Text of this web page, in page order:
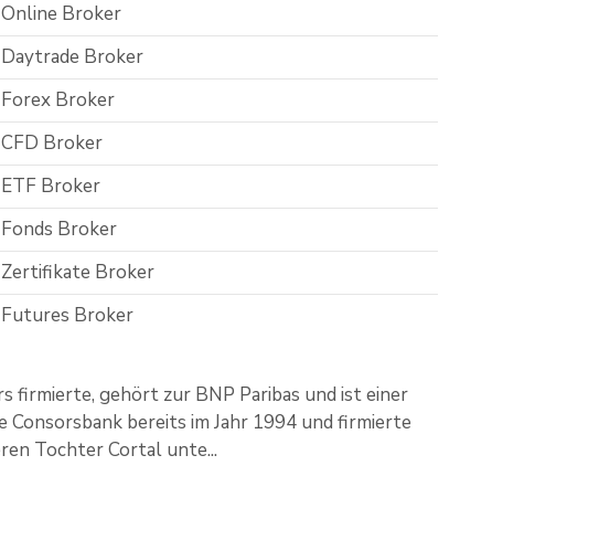
Online Broker
Daytrade Broker
Forex Broker
CFD Broker
ETF Broker
Fonds Broker
Zertifikate Broker
Futures Broker
firmierte, gehört zur BNP Paribas und ist einer
bereits im Jahr 1994 und firmierte
Tochter Cortal unte...